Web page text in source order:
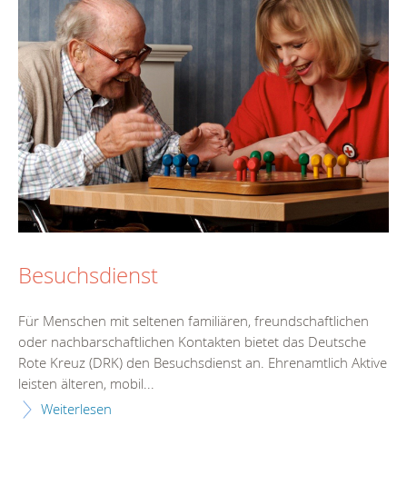
Besuchsdienst
Für Menschen mit seltenen familiären, freundschaftlichen
oder nachbarschaftlichen Kontakten bietet das Deutsche
Rote Kreuz (DRK) den Besuchsdienst an. Ehrenamtlich Aktive
leisten älteren, mobil...
Weiterlesen